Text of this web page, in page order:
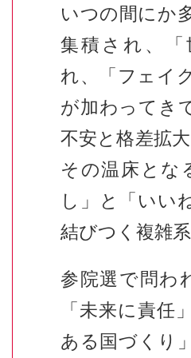
いつの間にか
集積され、「
れ、「フェイ
が加わってき
不安と格差拡
その温床とな
し」と「いい
結びつく複雑
参院選で問わ
「未来に責任
ある国づくり